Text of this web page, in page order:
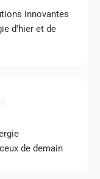
innovantes
d'hier et de
de demain